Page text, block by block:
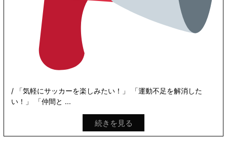
/ 「気軽にサッカーを楽しみたい！」 「運動不足を解消した
い！」 「仲間と ...
続きを見る